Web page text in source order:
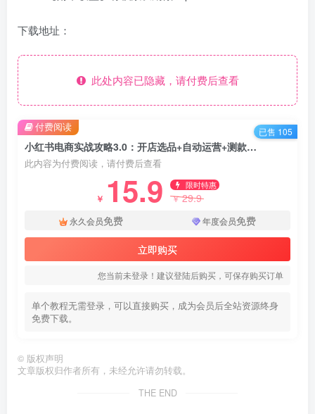
下载地址：
此处内容已隐藏，请付费后查看
小红书电商实战攻略3.0：开店选品+自动运营+测款怼款，新手快速起店盈利
此内容为付费阅读，请付费后查看
￥ 15.9 限时特惠
￥29.9
永久会员免费 年度会员免费
立即购买
您当前未登录！建议登陆后购买，可保存购买订单
单个教程无需登录，可以直接购买，成为会员后全站资源终身
免费下载。
付费阅读 已售 105
© 版权声明
文章版权归作者所有，未经允许请勿转载。
THE END